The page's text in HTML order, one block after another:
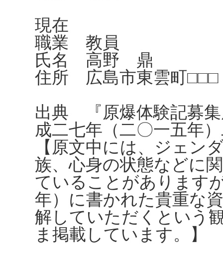
現在
職業 教員
氏名 高野 鼎
住所 広島市東雲町
出典 『原爆体験記募
成二七年（二〇一五年
【原文中には、ジェン
族、心身の状態などに
ていることがあります
年）に書かれた貴重な
解していただくという
ま掲載しています。】